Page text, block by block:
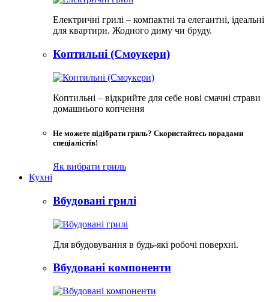
Електричні грилі – компактні та елегантні, ідеальні
для квартири. Жодного диму чи бруду.​
Коптильні (Смоукери)
Коптильні – відкрийте для себе нові смачні страви
домашнього копчення
Не можете підібрати гриль? Скористайтесь порадами
спеціалістів!
Як вибрати гриль
Кухні
Вбудовані грилі
Для вбудовування в будь-які робочі поверхні.
Вбудовані компоненти